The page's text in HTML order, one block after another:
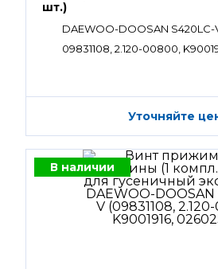
шт.)
DAEWOO-DOOSAN S420LC-
09831108, 2.120-00800,
Уточняйте
В наличии